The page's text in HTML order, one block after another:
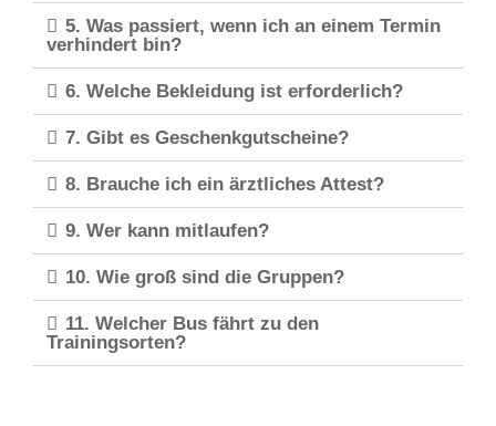
5. Was passiert, wenn ich an einem Termin
verhindert bin?
6. Welche Bekleidung ist erforderlich?
7. Gibt es Geschenkgutscheine?
8. Brauche ich ein ärztliches Attest?
9. Wer kann mitlaufen?
10. Wie groß sind die Gruppen?
11. Welcher Bus fährt zu den
Trainingsorten?